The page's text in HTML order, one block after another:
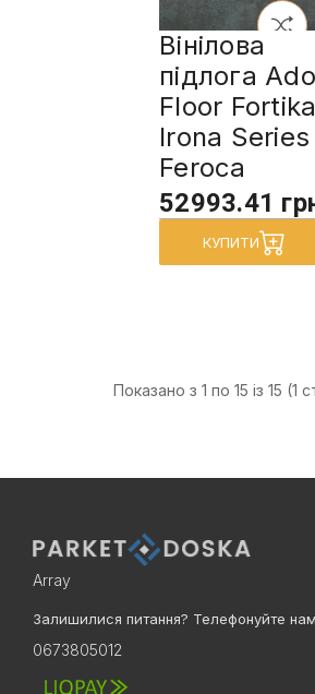
Вінілова
підлога Ado
Floor Fortika
Irona Series
Feroca
52993.41
КУПИТИ
Показано з 1 по 15 із 15 (1
Array
Залишилися питання? Телефонуйте
0673805012